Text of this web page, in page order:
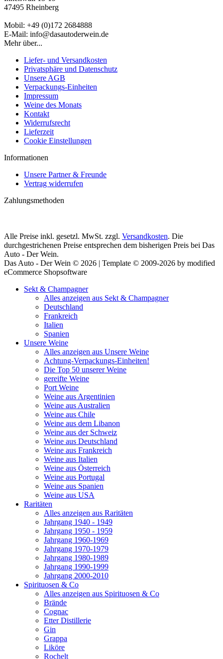
47495 Rheinberg
Mobil: +49 (0)172 2684888
E-Mail: info@dasautoderwein.de
Mehr über...
Liefer- und Versandkosten
Privatsphäre und Datenschutz
Unsere AGB
Verpackungs-Einheiten
Impressum
Weine des Monats
Kontakt
Widerrufsrecht
Lieferzeit
Cookie Einstellungen
Informationen
Unsere Partner & Freunde
Vertrag widerrufen
Zahlungsmethoden
Alle Preise inkl. gesetzl. MwSt. zzgl. Versandkosten. Die
durchgestrichenen Preise entsprechen dem bisherigen Preis bei Das
Auto - Der Wein.
Das Auto - Der Wein © 2026 | Template © 2009-2026 by modified
eCommerce Shopsoftware
Sekt & Champagner
Alles anzeigen aus Sekt & Champagner
Deutschland
Frankreich
Italien
Spanien
Unsere Weine
Alles anzeigen aus Unsere Weine
Achtung-Verpackungs-Einheiten!
Die Top 50 unserer Weine
gereifte Weine
Port Weine
Weine aus Argentinien
Weine aus Australien
Weine aus Chile
Weine aus dem Libanon
Weine aus der Schweiz
Weine aus Deutschland
Weine aus Frankreich
Weine aus Italien
Weine aus Österreich
Weine aus Portugal
Weine aus Spanien
Weine aus USA
Raritäten
Alles anzeigen aus Raritäten
Jahrgang 1940 - 1949
Jahrgang 1950 - 1959
Jahrgang 1960-1969
Jahrgang 1970-1979
Jahrgang 1980-1989
Jahrgang 1990-1999
Jahrgang 2000-2010
Spirituosen & Co
Alles anzeigen aus Spirituosen & Co
Brände
Cognac
Etter Distillerie
Gin
Grappa
Liköre
Rochelt